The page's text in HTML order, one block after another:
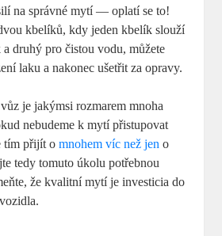
na správné mytí — oplatí se to!
kbelíků, kdy jeden kbelík slouží
druhý pro čistou vodu, můžete
laku a nakonec ušetřit za opravy.
je jakýmsi rozmarem mnoha
nebudeme k mytí přistupovat
tím přijít omnohem víc než jen o
tedy tomuto úkolu potřebnou
že kvalitní mytí je investicia do